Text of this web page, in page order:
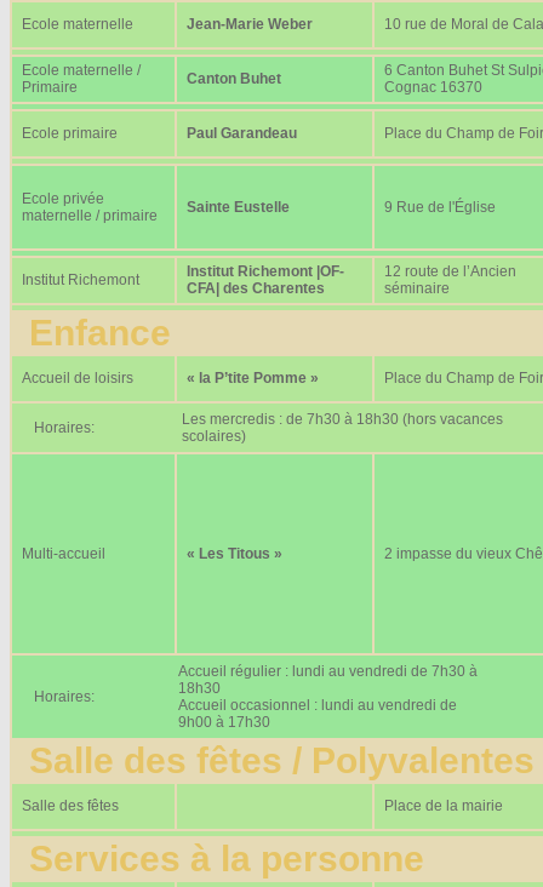
Ecole maternelle Jean-Marie Weber 10 rue de Moral de
Ecole maternelle /
Primaire
Canton Buhet
6 Canton Buhet St
Cognac 16370
Ecole primaire Paul Garandeau Place du Champ de
Ecole privée
maternelle / primaire
Sainte Eustelle 9 Rue de l'Église
Institut Richemont
Institut Richemont |OF-
CFA| des Charentes
12 route de l’Ancien
séminaire
Enfance
Accueil de loisirs « la P’tite Pomme » Place du Champ de
Horaires:
Les mercredis : de 7h30 à 18h30 (hors vacances
scolaires)
Multi-accueil « Les Titous » 2 impasse du vieux
Horaires:
Accueil régulier : lundi au vendredi de 7h30 à
18h30
Accueil occasionnel : lundi au vendredi de
9h00 à 17h30
Salle des fêtes / Polyvalentes
Salle des fêtes Place de la mairie
Services à la personne